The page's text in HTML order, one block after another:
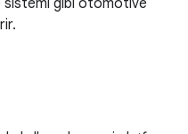
sistemi gibi otomotive